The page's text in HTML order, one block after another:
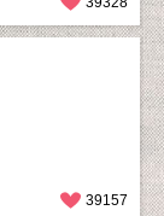
39157